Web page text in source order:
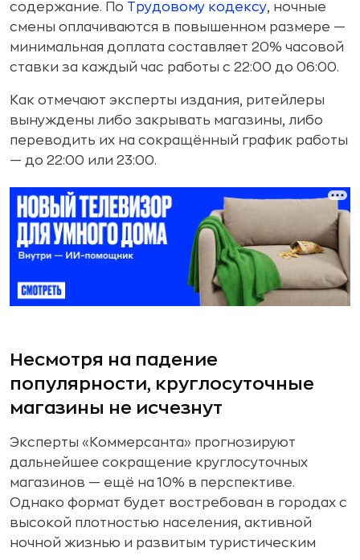
содержание. По Трудовому кодексу, ночные
смены оплачиваются в повышенном размере —
минимальная доплата составляет 20% часовой
ставки за каждый час работы с 22:00 до 06:00.
Как отмечают эксперты издания, ритейлеры
вынуждены либо закрывать магазины, либо
переводить их на сокращённый график работы
— до 22:00 или 23:00.
Несмотря на падение
популярности, круглосуточные
магазины не исчезнут
Эксперты «Коммерсанта» прогнозируют
дальнейшее сокращение круглосуточных
магазинов — ещё на 10% в перспективе.
Однако формат будет востребован в городах с
высокой плотностью населения, активной
ночной жизнью и развитым туристическим